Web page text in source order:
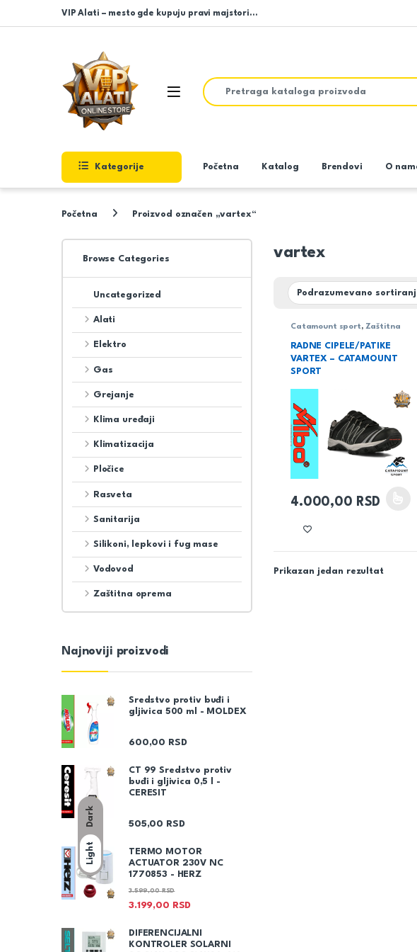
Dark
Light
Skip to navigation
Skip to content
VIP Alati – mesto gde kupuju pravi majstori…
Open
Search for:
Kategorije Početna Katalog Brendovi O
Početna Proizvod označen „vartex“
vartex
Catamount sport, Zaštitna
RADNE CIPELE/PATIKE
VARTEX – CATAMOUNT
SPORT
4.000,00 RSD
Ovaj proizvod ima više
Prikazan jedan rezultat
Browse Categories
Uncategorized
Alati
Elektro
Gas
Grejanje
Klima uređaji
Klimatizacija
Pločice
Rasveta
Sanitarija
Silikoni, lepkovi i fug mase
Vodovod
Zaštitna oprema
Najnoviji proizvodi
Sredstvo protiv buđi i
gljivica 500 ml - MOLDEX
600,00 RSD
CT 99 Sredstvo protiv
buđi i gljivica 0,5 l -
CERESIT
505,00 RSD
TERMO MOTOR
ACTUATOR 230V NC
1770853 - HERZ
3.199,00 RSD
3.599,00RSD
DIFERENCIJALNI
KONTROLER SOLARNI